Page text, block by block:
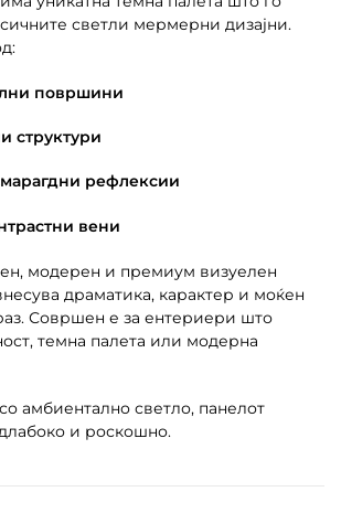
светли мермерни дизајни.
површини
структури
рефлексии
вени
модерен и премиум визуелен
драматика, карактер и моќен
Совршен е за ентериери што
темна палета или модерна
амбиентално светло, панелот
и роскошно.